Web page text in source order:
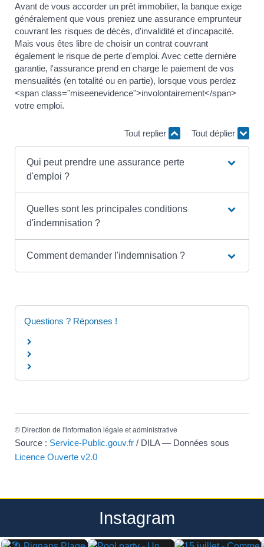
Avant de vous accorder un prêt immobilier, la banque exige
généralement que vous preniez une assurance emprunteur
couvrant les risques de décès, d'invalidité et d'incapacité.
Mais vous êtes libre de choisir un contrat couvrant
également le risque de perte d'emploi. Avec cette dernière
garantie, l'assurance prend en charge le paiement de vos
mensualités (en totalité ou en partie), lorsque vous perdez
<span class="miseenevidence">involontairement</span>
votre emploi.
Tout replier Tout déplier
Qui peut prendre une assurance perte
d'emploi ?
Quelles sont les principales conditions
d'indemnisation ?
Comment demander l'indemnisation ?
Questions ? Réponses !
© Direction de l'information légale et administrative
Source : Service-Public.gouv.fr / DILA — Données sous
Licence Ouverte v2.0
Instagram